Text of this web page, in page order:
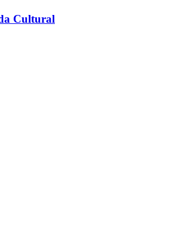
Cultural